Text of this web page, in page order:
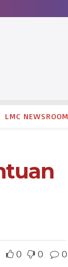
LMC NEWSROOM
0 0 0